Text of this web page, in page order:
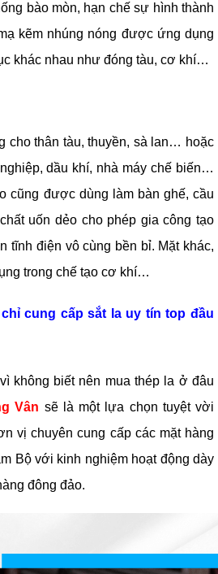
bào mòn, hạn chế sự hình thành
kẽm nhúng nóng được ứng dụng
khác nhau như đóng tàu, cơ khí…
cho thân tàu, thuyền, sà lan… hoặc
dầu khí, nhà máy chế biến…
cũng được dùng làm bàn ghế, cầu
uốn dẻo cho phép gia công tạo
tĩnh điện vô cùng bền bỉ. Mặt khác,
trong chế tạo cơ khí…
cung cấp sắt la uy tín top đầu
không biết nên mua thép la ở đâu
Vân sẽ là một lựa chọn tuyệt vời
vị chuyên cung cấp các mặt hàng
Bộ với kinh nghiệm hoạt động dày
đông đảo.